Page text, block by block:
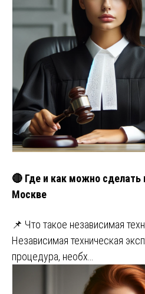
🔴 Где и как можно сделать
Москве
📌 Что такое независимая
Независимая техническая
процедура, необх…